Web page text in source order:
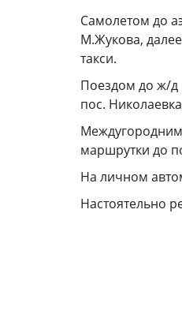
Самолетом до
М.Жукова,
такси.
Поездом до ж/д
пос.
маршрутки до
На личном
Настоятельно